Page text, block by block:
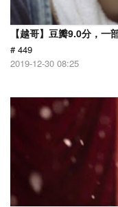
【越哥】豆瓣9.0分，一
# 449
2019-12-30 08:25